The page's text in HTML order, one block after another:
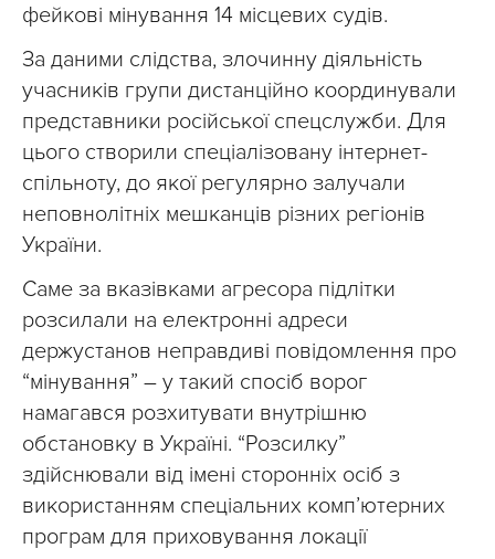
фейкові мінування 14 місцевих судів.
За даними слідства, злочинну діяльність
учасників групи дистанційно координували
представники російської спецслужби. Для
цього створили спеціалізовану інтернет-
спільноту, до якої регулярно залучали
неповнолітніх мешканців різних регіонів
України.
Саме за вказівками агресора підлітки
розсилали на електронні адреси
держустанов неправдиві повідомлення про
“мінування” – у такий спосіб ворог
намагався розхитувати внутрішню
обстановку в Україні. “Розсилку”
здійснювали від імені сторонніх осіб з
використанням спеціальних комп’ютерних
програм для приховування локації